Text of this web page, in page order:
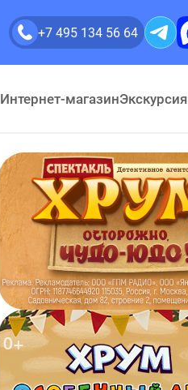
+7 495 134 56 64
Интернет-магазинЭкскурсия